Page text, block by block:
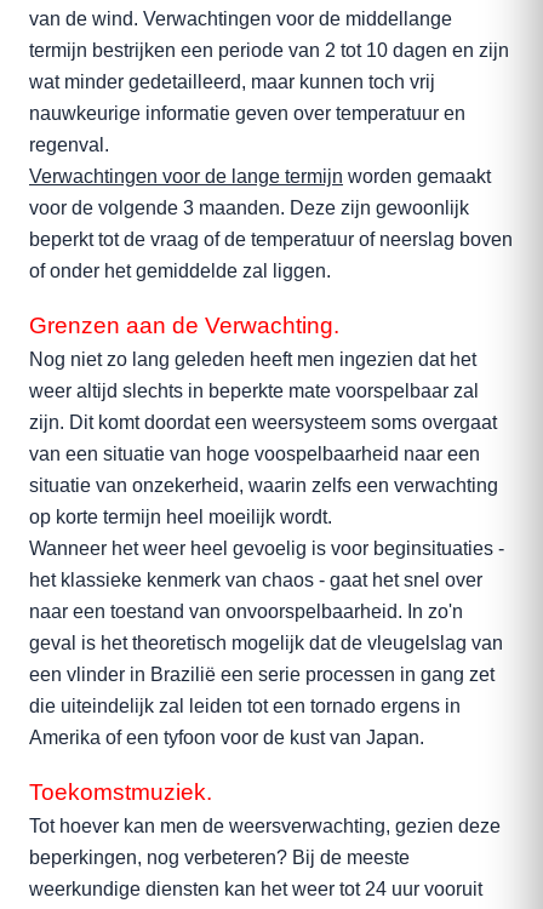
van de wind. Verwachtingen voor de middellange
termijn bestrijken een periode van 2 tot 10 dagen en zijn
wat minder gedetailleerd, maar kunnen toch vrij
nauwkeurige informatie geven over temperatuur en
regenval.
Verwachtingen voor de lange termijn worden gemaakt
voor de volgende 3 maanden. Deze zijn gewoonlijk
beperkt tot de vraag of de temperatuur of neerslag boven
of onder het gemiddelde zal liggen.
Grenzen aan de Verwachting.
Nog niet zo lang geleden heeft men ingezien dat het
weer altijd slechts in beperkte mate voorspelbaar zal
zijn. Dit komt doordat een weersysteem soms overgaat
van een situatie van hoge voospelbaarheid naar een
situatie van onzekerheid, waarin zelfs een verwachting
op korte termijn heel moeilijk wordt.
Wanneer het weer heel gevoelig is voor beginsituaties -
het klassieke kenmerk van chaos - gaat het snel over
naar een toestand van onvoorspelbaarheid. In zo'n
geval is het theoretisch mogelijk dat de vleugelslag van
een vlinder in Brazilië een serie processen in gang zet
die uiteindelijk zal leiden tot een tornado ergens in
Amerika of een tyfoon voor de kust van Japan.
Toekomstmuziek.
Tot hoever kan men de weersverwachting, gezien deze
beperkingen, nog verbeteren? Bij de meeste
weerkundige diensten kan het weer tot 24 uur vooruit